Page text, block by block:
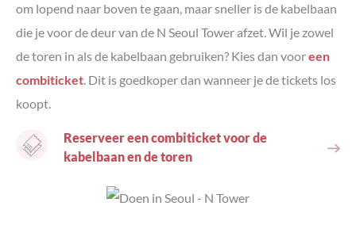
om lopend naar boven te gaan, maar sneller is de kabelbaan
die je voor de deur van de N Seoul Tower afzet. Wil je zowel
de toren in als de kabelbaan gebruiken? Kies dan vooreen
combiticket. Dit is goedkoper dan wanneer je de tickets los
koopt.
Reserveer een combiticket voor de
kabelbaan en de toren